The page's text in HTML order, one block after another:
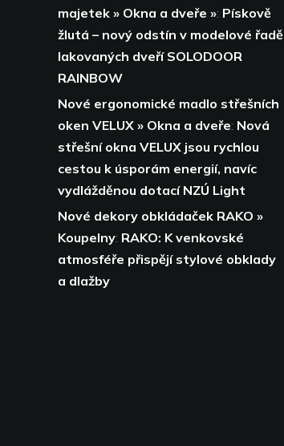
majetek » Okna a dveře »: Pískově
žlutá – nový odstín v modelové řadě
lakovaných dveří SOLODOOR
RAINBOW
Nové ergonomické madlo střešních
oken VELUX » Okna a dveře: Nová
střešní okna VELUX jsou rychlou
cestou k úsporám energií, navíc
vydlážděnou dotací NZÚ Light
Nové dekory obkládaček RAKO »
Koupelny: RAKO: K venkovské
atmosféře přispějí stylové obklady
a dlažby